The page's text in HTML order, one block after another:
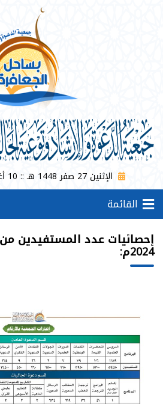
الإثنين 27 صفر 1448 هـ :: 10 أغسطس 2026 م
القائمة
إحصائيات عدد المستفيدين
2024م: